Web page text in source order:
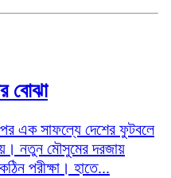
বোঝা
এক সাফল্যে দেশের ফুটবলে
নতুন মৌসুমের দরজায়
পরীক্ষা। হাতে...